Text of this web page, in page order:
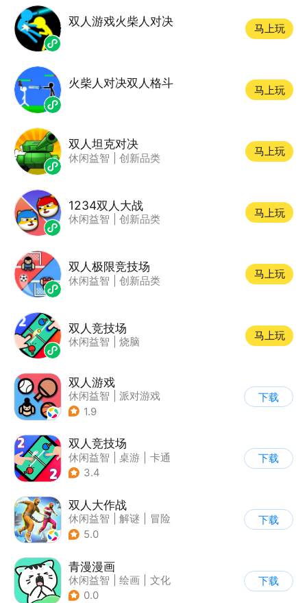
双人游戏火柴人对决
马上玩
火柴人对决双人格斗
马上玩
双人坦克对决
休闲益智 创新品类
马上玩
1234双人大战
休闲益智 创新品类
马上玩
双人极限竞技场
休闲益智 创新品类
马上玩
双人竞技场
休闲益智 烧脑
马上玩
双人游戏
休闲益智
派对游戏
1.9
下载
双人竞技场
休闲益智 桌游
卡通
3.4
下载
双人大作战
休闲益智 解谜
冒险
| 派对游戏
5.0
下载
青漫漫画
休闲益智 绘画
文化
| 二次元
0.0
下载